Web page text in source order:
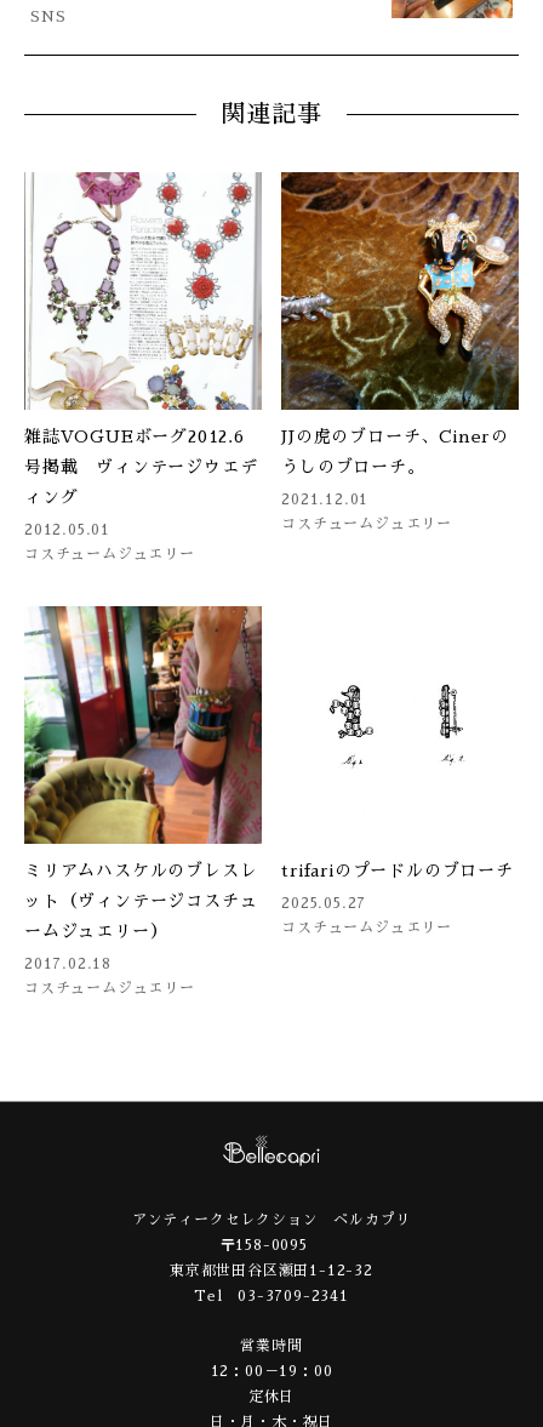
SNS
関連記事
雑誌VOGUEボーグ2012.6
号掲載 ヴィンテージウエデ
ィング
2012.05.01
コスチュームジュエリー
JJの虎のブローチ、Cinerの
うしのブローチ。
2021.12.01
コスチュームジュエリー
ミリアムハスケルのブレスレ
ット（ヴィンテージコスチュ
ームジュエリー）
2017.02.18
コスチュームジュエリー
trifariのプードルのブローチ
2025.05.27
コスチュームジュエリー
アンティークセレクション ベルカプリ
〒158-0095
東京都世田谷区瀬田1-12-32
Tel 03-3709-2341
営業時間
12：00－19：00
定休日
日・月・木・祝日